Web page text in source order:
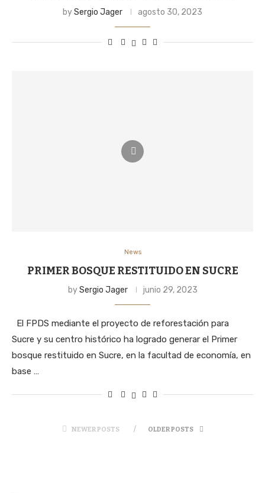
bySergio Jager agosto 30, 2023
News
PRIMER BOSQUE RESTITUIDO EN SUCRE
bySergio Jager junio 29, 2023
El FPDS mediante el proyecto de reforestación para
Sucre y su centro histórico ha logrado generar el Primer
bosque restituido en Sucre, en la facultad de economía, en
base …
NEWER POSTS OLDER POSTS